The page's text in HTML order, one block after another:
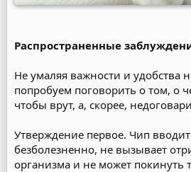
Распространенные
Не умаляя важности и удобства
попробуем поговорить о том, о
чтобы врут, а, скорее,
Утверждение первое. Чип
безболезненно, не вызывает
организма и не может покинуть